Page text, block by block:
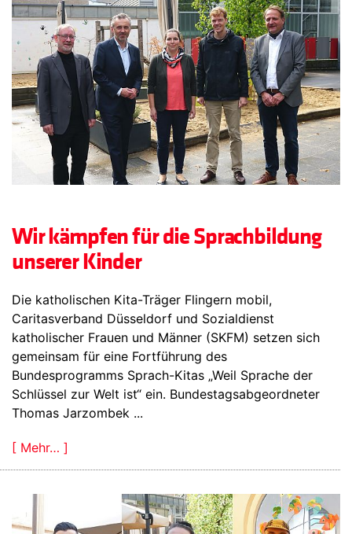
Wir kämpfen für die Sprachbildung
unserer Kinder
Die katholischen Kita-Träger Flingern mobil,
Caritasverband Düsseldorf und Sozialdienst
katholischer Frauen und Männer (SKFM) setzen sich
gemeinsam für eine Fortführung des
Bundesprogramms Sprach-Kitas „Weil Sprache der
Schlüssel zur Welt ist“ ein. Bundestagsabgeordneter
Thomas Jarzombek ...
[ Mehr… ]